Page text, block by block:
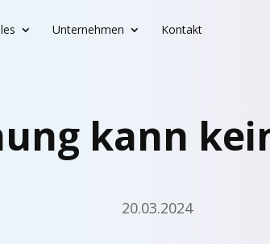
Unter­neh­men Kontakt
kann
20.03.2024